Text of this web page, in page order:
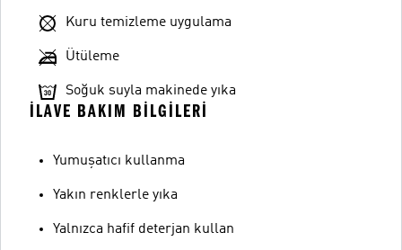
Kuru temizleme uygulama
Ütüleme
Soğuk suyla makinede yıka
İLAVE BAKIM BILGILERI
Yumuşatıcı kullanma
Yakın renklerle yıka
Yalnızca hafif deterjan kullan